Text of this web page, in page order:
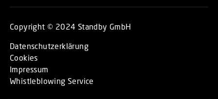
Copyright © 2024 Standby GmbH
Datenschutzerklärung
Cookies
Impressum
Whistleblowing Service